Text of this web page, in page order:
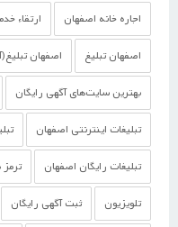
اجاره خانه اصفهان ارتقاء
اصفهان تبلیغ اصفهان
بهترین سایت‌های آگهی رایگان
تبلیغات اینترنتی اصفهان
تبلیغات رایگان اصفهان
تلویزیون ثبت آگهی رایگان